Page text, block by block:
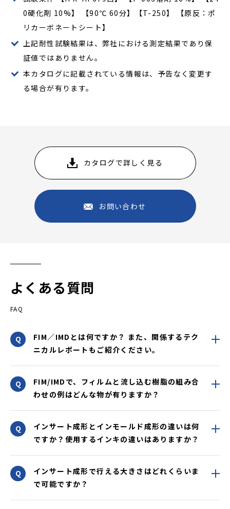
0硬化剤 10%】 【90℃ 60分】【T-250】 【原反：ポ
リカーボネートシート】
上記耐性試験結果は、弊社における測定結果であり保
証値ではありません。
本カタログに記載されている情報は、予告なく変更す
る場合が有ります。
カタログで詳しく見る
お問い合わせ
よくある質問
FAQ
FIM／IMDとは何ですか？ また、関係するテク
ニカルレポートもご紹介ください。
FIM/IMDで、フィルムと流し込む樹脂の組み合
わせの例はどんな物が有りますか？
インサート成形とインモールド成形の違いは何
ですか？使用するインキの違いはありますか？
インサート成形で行える大きさはどれくらいま
で可能ですか？